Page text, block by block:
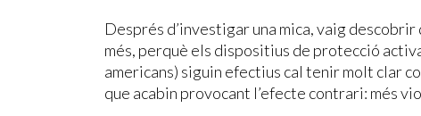
Després d’investigar una mica, vaig
més, perquè els dispositius de protecció
americans) siguin efectius cal tenir molt clar
que acabin provocant l’efecte contrari: més